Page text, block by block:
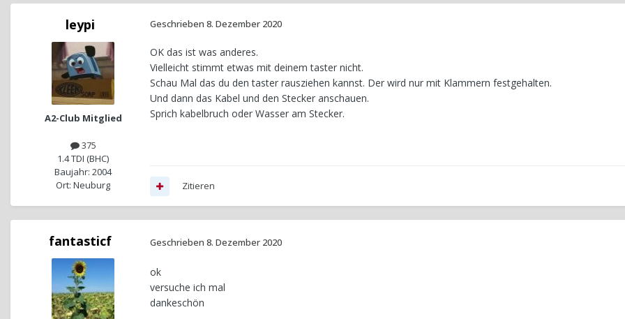
leypi
A2-Club Mitglied
375
1.4 TDI (BHC)
Baujahr: 2004
Ort: Neuburg
Geschrieben 8. Dezember 2020
OK das ist was anderes.
Vielleicht stimmt etwas mit deinem taster nicht.
Schau Mal das du den taster rausziehen kannst. Der wird nur mit Klammern festgehalten.
Und dann das Kabel und den Stecker anschauen.
Sprich kabelbruch oder Wasser am Stecker.
Zitieren
fantasticf Geschrieben 8. Dezember 2020
ok
versuche ich mal
dankeschön